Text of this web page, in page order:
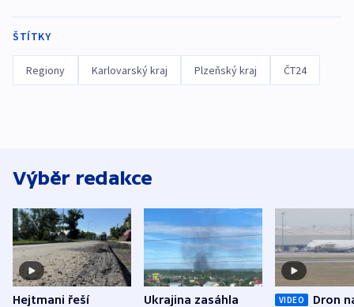
ŠTÍTKY
Regiony Karlovarský kraj Plzeňský kraj ČT24
Výběr redakce
Hejtmani řeší
Ukrajina zasáhla
VIDEO
Dron